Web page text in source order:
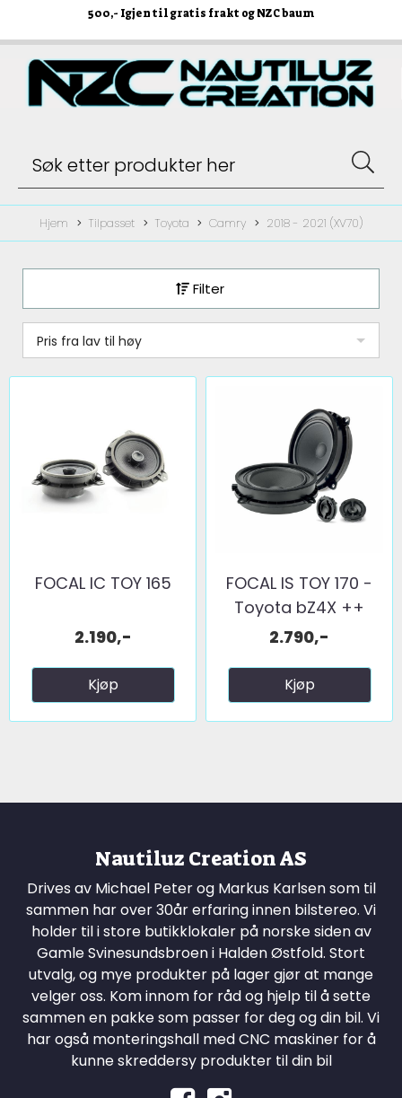
500,- Igjen til gratis frakt og NZC baum
Hjem Tilpasset Toyota Camry 2018 - 2021 (XV70)
Filter
Pris fra lav til høy
FOCAL IC TOY 165
2.190,-
Kjøp
FOCAL IS TOY 170 -
Toyota bZ4X ++
2.790,-
Kjøp
Nautiluz Creation AS
Drives av Michael Peter og Markus Karlsen som til
sammen har over 30år erfaring innen bilstereo. Vi
holder til i store butikklokaler på norske siden av
Gamle Svinesundsbroen i Halden Østfold. Stort
utvalg, og mye produkter på lager gjør at mange
velger oss. Kom innom for råd og hjelp til å sette
sammen en pakke som passer for deg og din bil. Vi
har også monteringshall med CNC maskiner for å
kunne skreddersy produkter til din bil